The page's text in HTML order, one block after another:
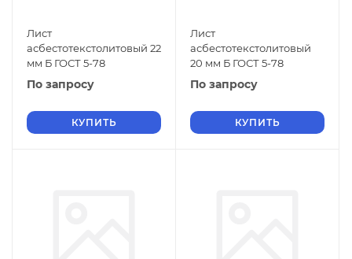
Лист
асбестотекстолитовый 22
мм Б ГОСТ 5-78
По запросу
КУПИТЬ
Лист
асбестотекстолитовый
20 мм Б ГОСТ 5-78
По запросу
КУПИТЬ